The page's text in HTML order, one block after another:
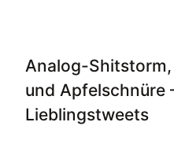
Analog-
und Apfelschnüre
Lieblingstweets